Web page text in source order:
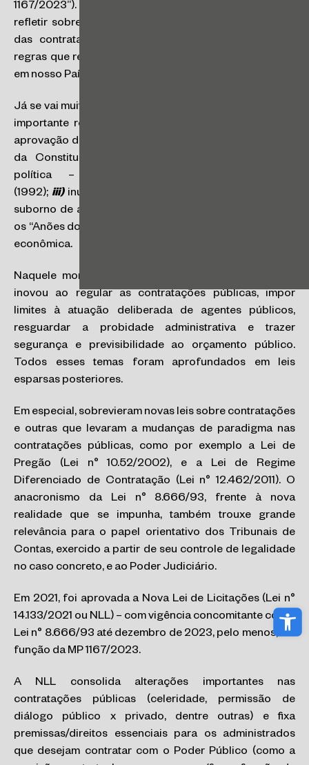
1167/2023”). Nesta data tão representativa, é importante
refletir sobre sua importância para o amadurecimento
das contratações públicas e pensar no futuro das
regras que regem as compras e contratações públicas
em nosso País.
Já se vai muito tempo de sua promulgação, e por isso é
importante rememorarmos o contexto que permeia a
aprovação da Lei nº 8.666/93:
da Constituição Federal de 1988;
política – recente
(1992); iii)inúmeros escândalos de corrupção, como o
suborno de autoridades nos fundos de pensão (1992),
os “Anões do Orçamento” (1993), etc.; e
econômica.
Naquele momento tão particular, a Lei de Licitações
inovou ao regular as contratações públicas, impor
limites à atuação deliberada de agentes públicos,
resguardar a probidade administrativa e trazer
segurança e previsibilidade ao orçamento público.
Todos esses temas foram aprofundados em leis
esparsas posteriores.
Em especial, sobrevieram novas leis sobre contratações
e outras que levaram a mudanças de paradigma nas
contratações públicas, como por exemplo a Lei de
Pregão (Lei n° 10.52/2002), e a Lei de Regime
Diferenciado de Contratação (Lei n° 12.462/2011). O
anacronismo da Lei n° 8.666/93, frente à nova
realidade que se impunha, também trouxe grande
relevância para o papel orientativo dos Tribunais de
Contas, exercido a partir de seu controle de legalidade
no caso concreto, e ao Poder Judiciário.
Em 2021, foi aprovada a Nova Lei de Licitações (Lei n°
14.133/2021 ou NLL) – com vigência concomitante com a
Lei n° 8.666/93 até dezembro de 2023, pelo menos, em
função da MP 1167/2023.
A NLL consolida alterações importantes nas
contratações públicas (celeridade, permissão de
diálogo público x privado, dentre outras) e fixa
premissas/direitos essenciais para os administrados
que desejam contratar com o Poder Público (como a